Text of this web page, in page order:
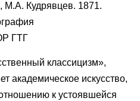
М.А. Кудрявцев. 1871.
ГТГ
классицизм»,
академическое искусство,
к устоявшейся